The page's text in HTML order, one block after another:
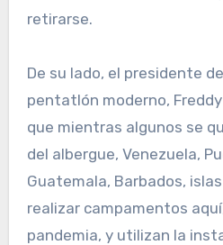
retirarse.
De su lado, el presidente
pentat­lón moderno,
que mientras al­gunos se
del albergue, Venezuela,
Gua­temala, Barbados,
realizar cam­pamentos
pandemia, y utili­zan la